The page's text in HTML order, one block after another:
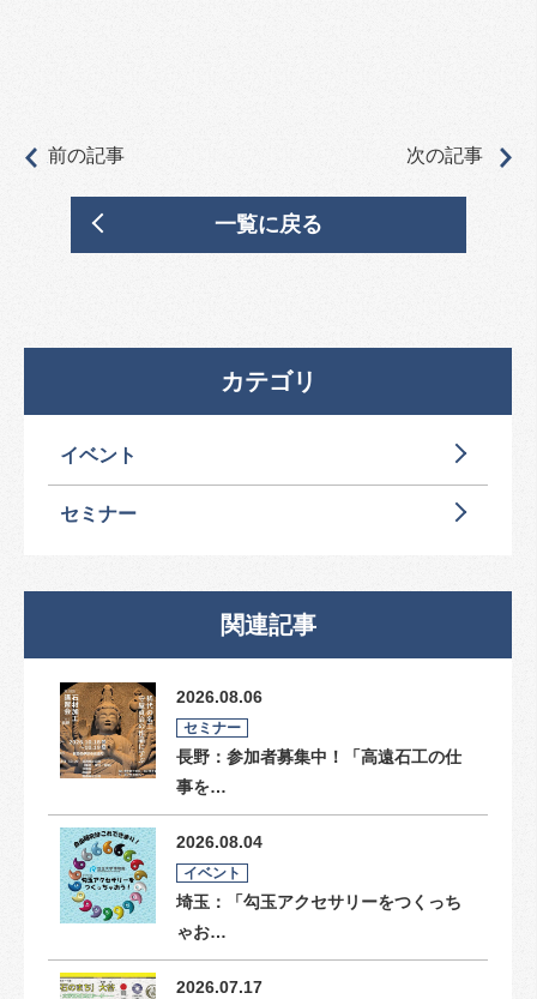
前の記事 次の記事
一覧に戻る
カテゴリ
イベント
セミナー
関連記事
2026.08.06
セミナー
長野：参加者募集中！「高遠石工の仕
事を…
2026.08.04
イベント
埼玉：「勾玉アクセサリーをつくっち
ゃお…
2026.07.17